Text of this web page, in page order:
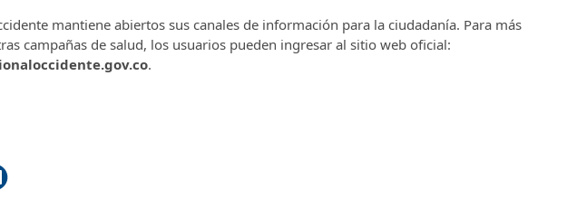
mantiene abiertos sus canales de información para la ciudadanía. Para más
campañas de salud, los usuarios pueden ingresar al sitio web oficial:
.